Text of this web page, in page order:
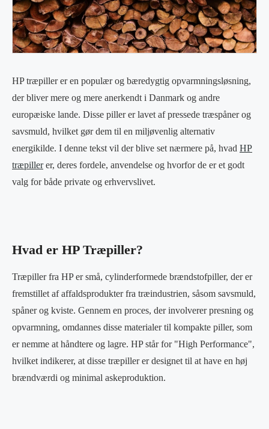
HP træpiller er en populær og bæredygtig opvarmningsløsning,
der bliver mere og mere anerkendt i Danmark og andre
europæiske lande. Disse piller er lavet af pressede træspåner og
savsmuld, hvilket gør dem til en miljøvenlig alternativ
energikilde. I denne tekst vil der blive set nærmere på, hvad HP
træpillerer, deres fordele, anvendelse og hvorfor de er et godt
valg for både private og erhvervslivet.
Hvad er HP Træpiller?
Træpiller fra HP er små, cylinderformede brændstofpiller, der er
fremstillet af affaldsprodukter fra træindustrien, såsom savsmuld,
spåner og kviste. Gennem en proces, der involverer presning og
opvarmning, omdannes disse materialer til kompakte piller, som
er nemme at håndtere og lagre. HP står for "High Performance",
hvilket indikerer, at disse træpiller er designet til at have en høj
brændværdi og minimal askeproduktion.